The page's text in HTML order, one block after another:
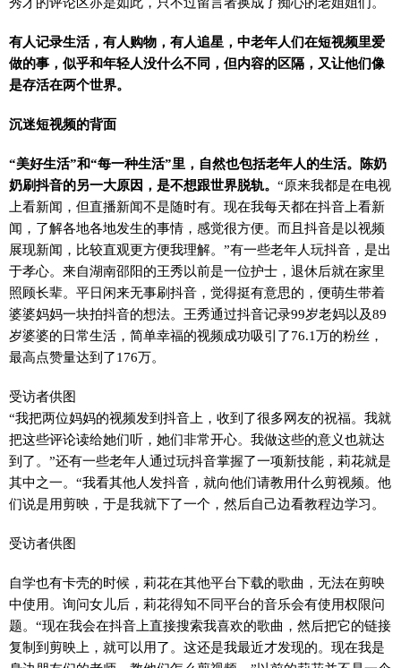
有人记录生活，有人购物，有人追星，中老年人们在短视频里爱
做的事，似乎和年轻人没什么不同，但内容的区隔，又让他们像
是存活在两个世界。
沉迷短视频的背面
“美好生活”和“每一种生活”里，自然也包括老年人的生活。
陈奶
奶刷抖音的另一大原因，是不想跟世界脱轨。 “原来我都是在电视
上看新闻，但直播新闻不是随时有。现在我每天都在抖音上看新
闻，了解各地各地发生的事情，感觉很方便。而且抖音是以视频
展现新闻，比较直观更方便我理解。”有一些老年人玩抖音，是出
于孝心。来自湖南邵阳的王秀以前是一位护士，退休后就在家里
照顾长辈。平日闲来无事刷抖音，觉得挺有意思的，便萌生带着
婆婆妈妈一块拍抖音的想法。王秀通过抖音记录99岁老妈以及89
岁婆婆的日常生活，简单幸福的视频成功吸引了76.1万的粉丝，
最高点赞量达到了176万。
受访者供图
“我把两位妈妈的视频发到抖音上，收到了很多网友的祝福。我就
把这些评论读给她们听，她们非常开心。我做这些的意义也就达
到了。”还有一些老年人通过玩抖音掌握了一项新技能，莉花就是
其中之一。“我看其他人发抖音，就向他们请教用什么剪视频。他
们说是用剪映，于是我就下了一个，然后自己边看教程边学习。
受访者供图
自学也有卡壳的时候，莉花在其他平台下载的歌曲，无法在剪映
中使用。询问女儿后，莉花得知不同平台的音乐会有使用权限问
题。“现在我会在抖音上直接搜索我喜欢的歌曲，然后把它的链接
复制到剪映上，就可以用了。这还是我最近才发现的。现在我是